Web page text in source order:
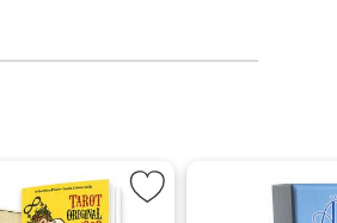
Original 1909, Set (på Svenska)